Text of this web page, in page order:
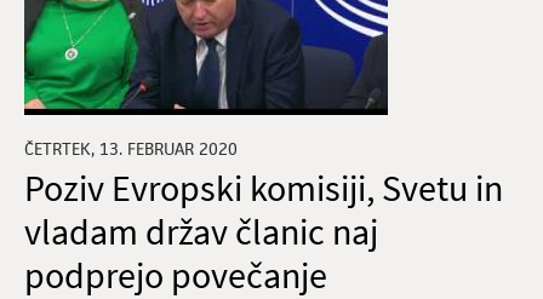
ČETRTEK, 13. FEBRUAR 2020
Poziv Evropski komisiji, Svetu in
vladam držav članic naj
podprejo povečanje